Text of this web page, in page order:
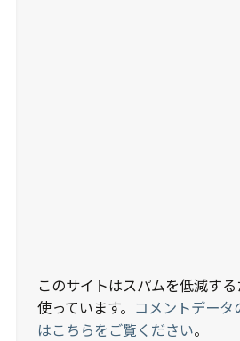
このサイトはスパムを低減す
使っています。 コメントデー
はこちらをご覧ください。